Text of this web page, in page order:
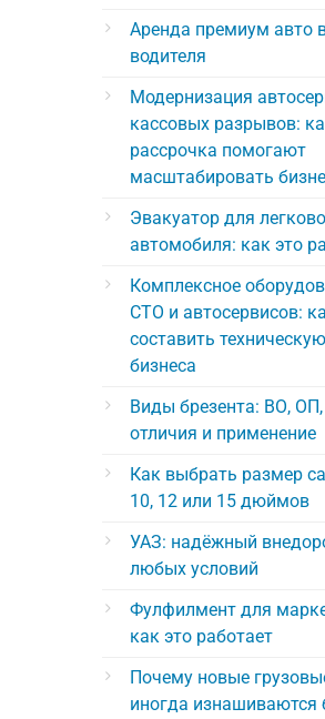
Аренда премиум авто
водителя
Модернизация
кассовых разрывов:
рассрочка помогают
масштабировать
Эвакуатор для
автомобиля: как это
Комплексное
СТО и автосервисов:
составить
бизнеса
Виды брезента: ВО,
отличия и применение
Как выбрать размер
10, 12 или 15 дюймов
УАЗ: надёжный
любых условий
Фулфилмент для
как это работает
Почему новые
иногда изнашиваются